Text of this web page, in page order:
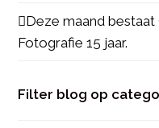
Deze maand bestaat
Fotografie 15 jaar.
Filter blog op